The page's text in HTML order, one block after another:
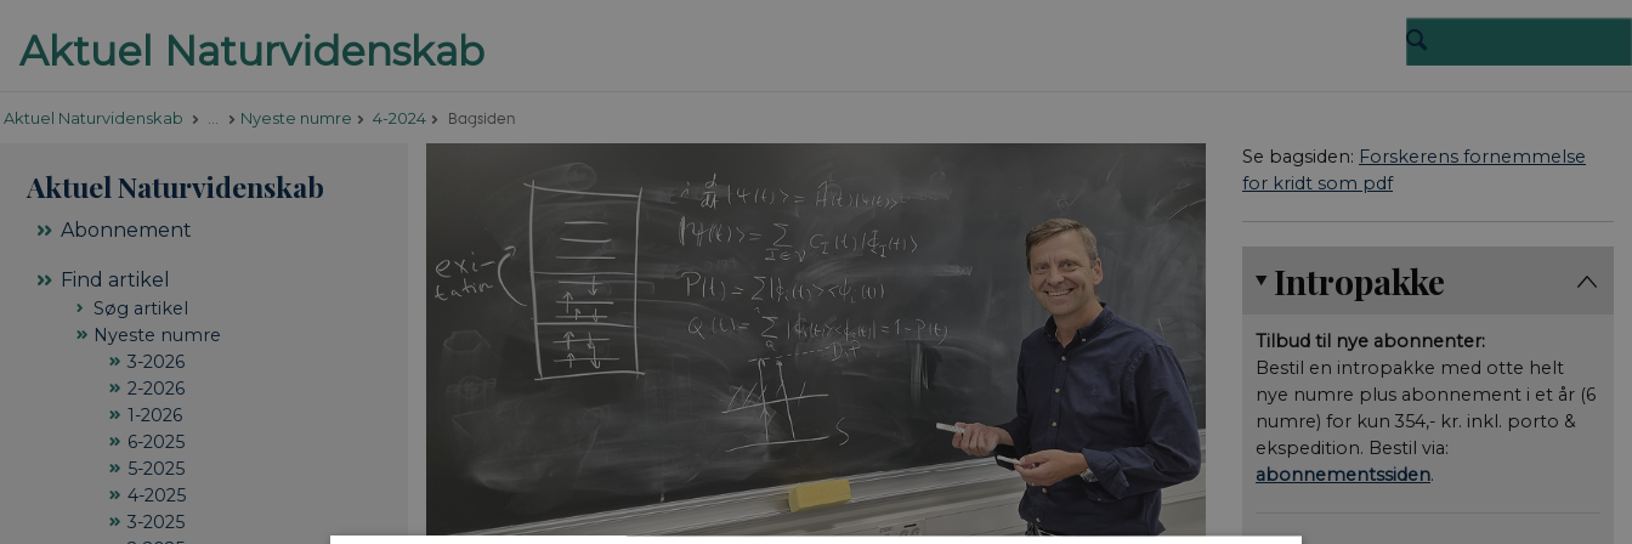
Aktuel Naturvidenskab … Nyeste numre 4-2024 Bagsiden
Aktuel Naturvidenskab
Abonnement
Find artikel
Søg artikel
Nyeste numre
3-2026
2-2026
1-2026
6-2025
5-2025
4-2025
3-2025
Se bagsiden: Forskerens fornemmelse
for kridt som pdf
Intropakke
Tilbud til nye abonnenter:
Bestil en intropakke med otte helt
nye numre plus abonnement i et år (6
numre) for kun 354,- kr. inkl. porto &
ekspedition. Bestil via:
abonnementssiden.